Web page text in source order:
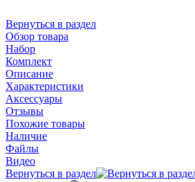
Вернуться в раздел
Обзор товара
Набор
Комплект
Описание
Характеристики
Аксессуары
Отзывы
Похожие товары
Наличие
Файлы
Видео
Вернуться в раздел